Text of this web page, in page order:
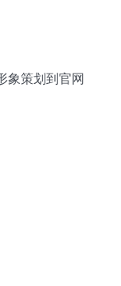
象策划到官网